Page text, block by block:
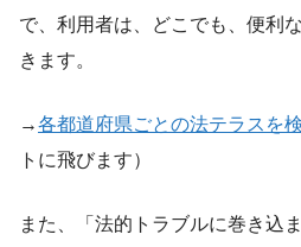
で、利用者は、どこでも、便利
きます。
→各都道府県ごとの法テラスを
トに飛びます）
また、「法的トラブルに巻き込